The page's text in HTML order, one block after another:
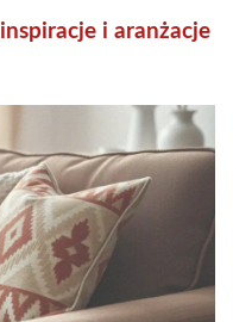
i aranżacje